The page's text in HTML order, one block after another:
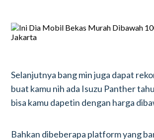
Selanjutnya bang min juga dapat
buat kamu nih ada Isuzu Panther
bisa kamu dapetin dengan harga
Bahkan dibeberapa platform yang